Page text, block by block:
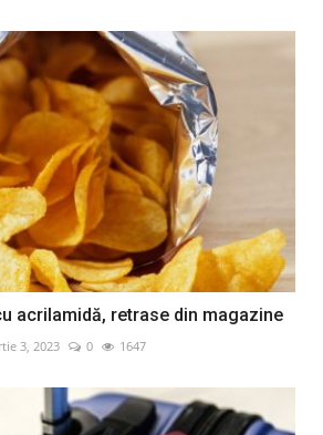
acrilamidă, retrase din magazine
3, 2023 0 1647